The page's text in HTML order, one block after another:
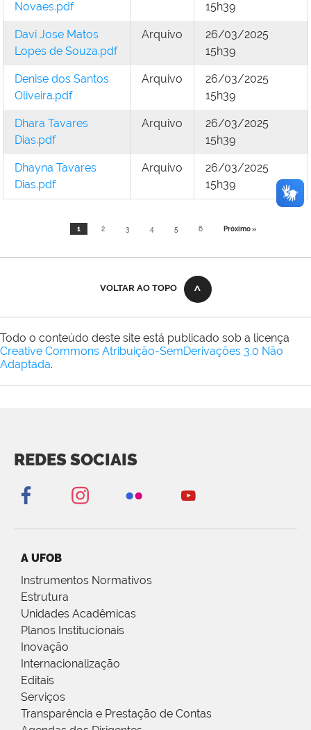
Novaes.pdf 15h39
Davi Jose Matos
Lopes de Souza.pdf
Arquivo
26/03/2025
15h39
Denise dos Santos
Oliveira.pdf
Arquivo
26/03/2025
15h39
Dhara Tavares
Dias.pdf
Arquivo
26/03/2025
15h39
Dhayna Tavares
Dias.pdf
Arquivo
26/03/2025
15h39
1 2 3 4 5 6 Próximo »
VOLTAR AO TOPO
Todo o conteúdo deste site está publicado sob a licença
Creative Commons Atribuição-SemDerivações 3.0 Não
Adaptada.
REDES SOCIAIS
A UFOB
Instrumentos Normativos
Estrutura
Unidades Acadêmicas
Planos Institucionais
Inovação
Internacionalização
Editais
Serviços
Transparência e Prestação de Contas